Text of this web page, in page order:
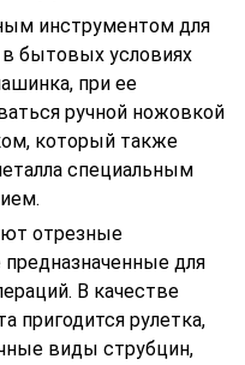
инструментом для
в бытовых условиях
при ее
ручной ножовкой
который также
специальным
отрезные
для
В качестве
пригодится рулетка,
виды струбцин,